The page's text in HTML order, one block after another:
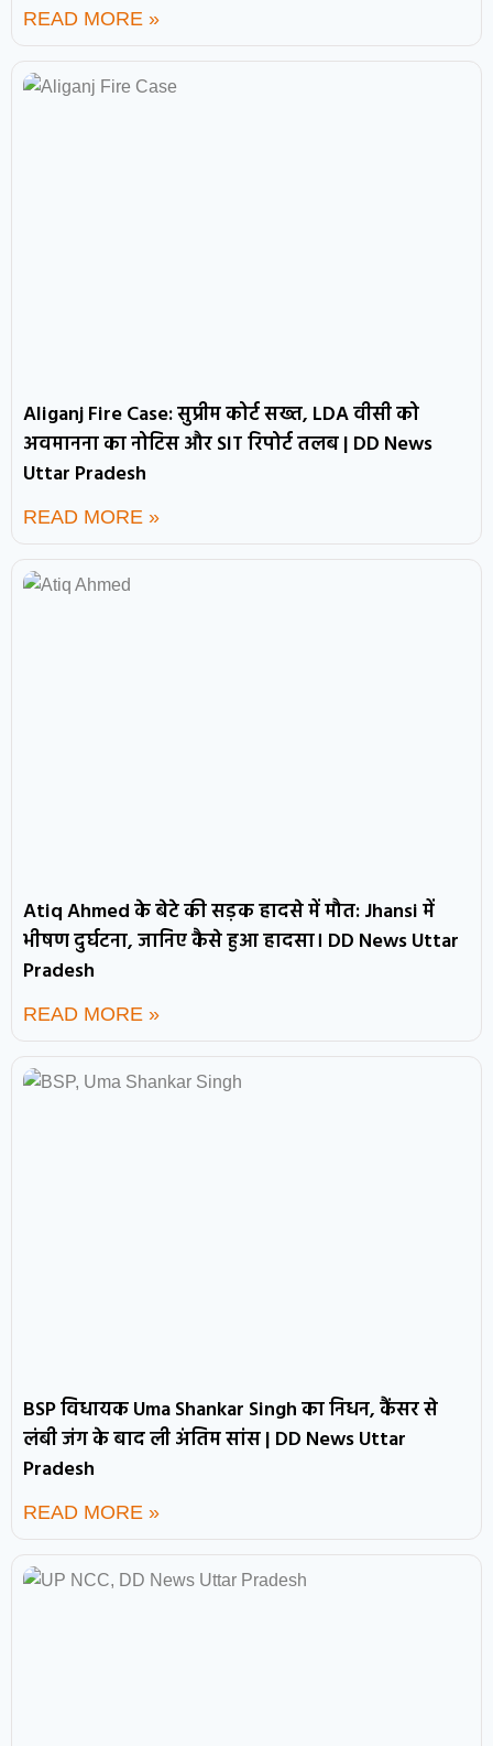
READ MORE »
Aliganj Fire Case: सुप्रीम कोर्ट सख्त, LDA वीसी को
अवमानना का नोटिस और SIT रिपोर्ट तलब | DD News
Uttar Pradesh
READ MORE »
Atiq Ahmed के बेटे की सड़क हादसे में मौत: Jhansi में
भीषण दुर्घटना, जानिए कैसे हुआ हादसा। DD News Uttar
Pradesh
READ MORE »
BSP विधायक Uma Shankar Singh का निधन, कैंसर से
लंबी जंग के बाद ली अंतिम सांस | DD News Uttar
Pradesh
READ MORE »